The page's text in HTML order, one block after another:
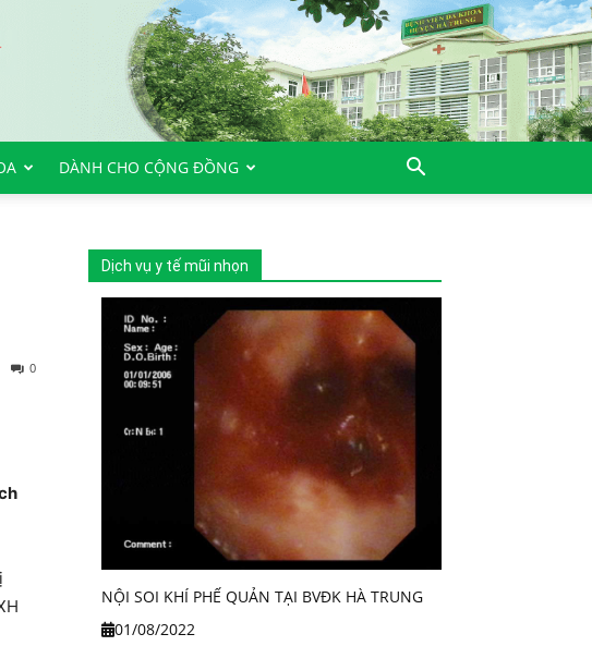
DÀNH CHO CỘNG ĐỒNG
0
Dịch vụ y tế mũi nhọn
NỘI SOI KHÍ PHẾ QUẢN TẠI BVĐK HÀ TRUNG
01/08/2022